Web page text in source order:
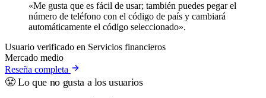
«Me gusta que es fácil de usar; también puedes pegar el
número de teléfono con el código de país y cambiará
automáticamente el código seleccionado».
Usuario verificado en Servicios financieros
Mercado medio
Reseña completa
😤 Lo que no gusta a los usuarios